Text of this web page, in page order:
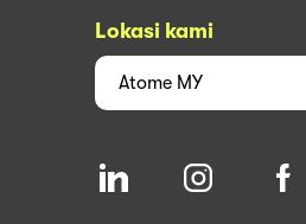
Lokasi kami
Atome MY